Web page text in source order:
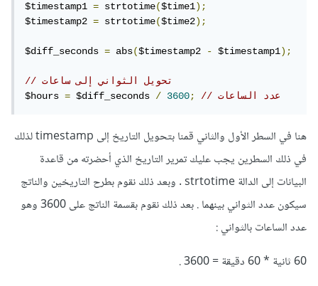
$timestamp1 = strtotime($time1);
$timestamp2 = strtotime($time2);
$diff_seconds = abs($timestamp2 - $timestamp1);
// تحويل الثواني إلى ساعات
$hours = $diff_seconds / 3600; // عدد الساعات
هنا في السطر الأول والثاني قمنا بتحويل التاريخ إلى timestamp لذلك
في ذلك السطرين يجب عليك تمرير التاريخ الذي أحضرته من قاعدة
البيانات إلى الدالة strtotime . وبعد ذلك نقوم بطرح التاريخين والناتج
سيكون عدد الثواني بينهما . بعد ذلك نقوم بقسمة الناتج على 3600 وهو
عدد الساعات بالثواني
60 ثانية * 60 دقيقة = 3600 .